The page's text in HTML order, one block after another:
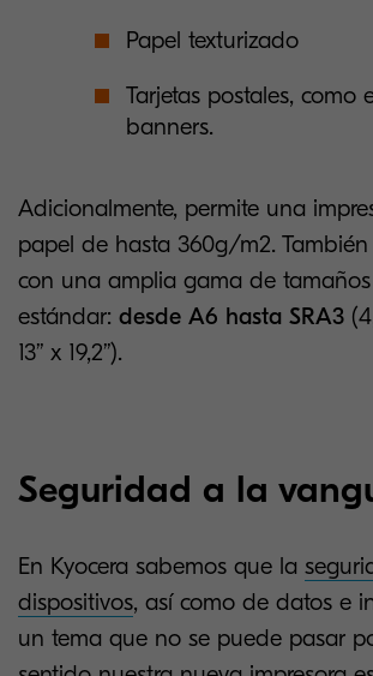
Papel texturizado
Tarjetas postales, como
banners.
Adicionalmente, permite una
papel de hasta 360g/m2.
con una amplia gama de
estándar: desde A6 hasta SRA3
13’’ x 19,2’’).
Seguridad a la
En Kyocera sabemos que la
dispositivos, así como de datos e
un tema que no se puede pasar